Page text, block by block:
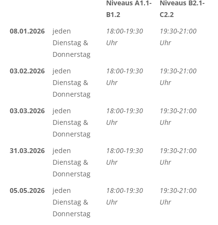
Niveaus A1.1-
B1.2
Niveaus B2.1-
C2.2
08.01.2026
jeden
Dienstag &
Donnerstag
18:00-19:30
Uhr
19:30-21:00
Uhr
03.02.2026
jeden
Dienstag &
Donnerstag
18:00-19:30
Uhr
19:30-21:00
Uhr
03.03.2026
jeden
Dienstag &
Donnerstag
18:00-19:30
Uhr
19:30-21:00
Uhr
31.03.2026
jeden
Dienstag &
Donnerstag
18:00-19:30
Uhr
19:30-21:00
Uhr
05.05.2026
jeden
Dienstag &
Donnerstag
18:00-19:30
Uhr
19:30-21:00
Uhr